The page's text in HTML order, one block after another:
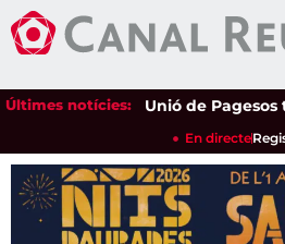
Últimes notícies:Unió de Pagesos
En directe